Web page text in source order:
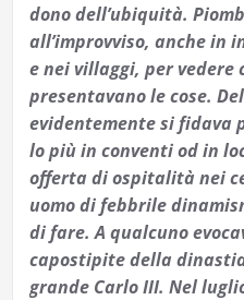
dono dell’ubiquità.
all’improvviso, anche in
e nei villaggi, per vedere
presentavano le cose.
evidentemente si fidava
lo più in conventi od in
offerta di ospitalità nei
uomo di febbrile
di fare. A qualcuno
capostipite della
grande Carlo III. Nel